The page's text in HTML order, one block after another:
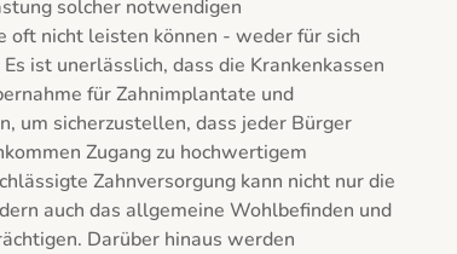
solcher notwendigen
oft nicht leisten können - weder für sich
ist unerlässlich, dass die Krankenkassen
für Zahnimplantate und
um sicherzustellen, dass jeder Bürger
Zugang zu hochwertigem
Zahnversorgung kann nicht nur die
auch das allgemeine Wohlbefinden und
Darüber hinaus werden